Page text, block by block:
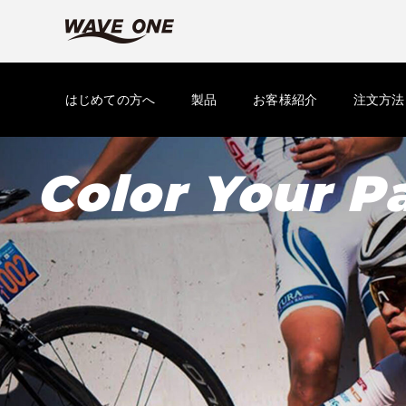
はじめての方へ 製品 お客様紹介 注文方法
Color Your